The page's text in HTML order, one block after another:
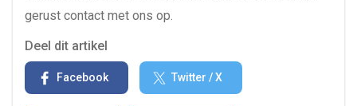
gerust contact met ons op.
Deel dit artikel
Facebook Twitter / X